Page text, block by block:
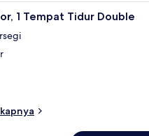
Kamar
1 Tempat Tidur Double